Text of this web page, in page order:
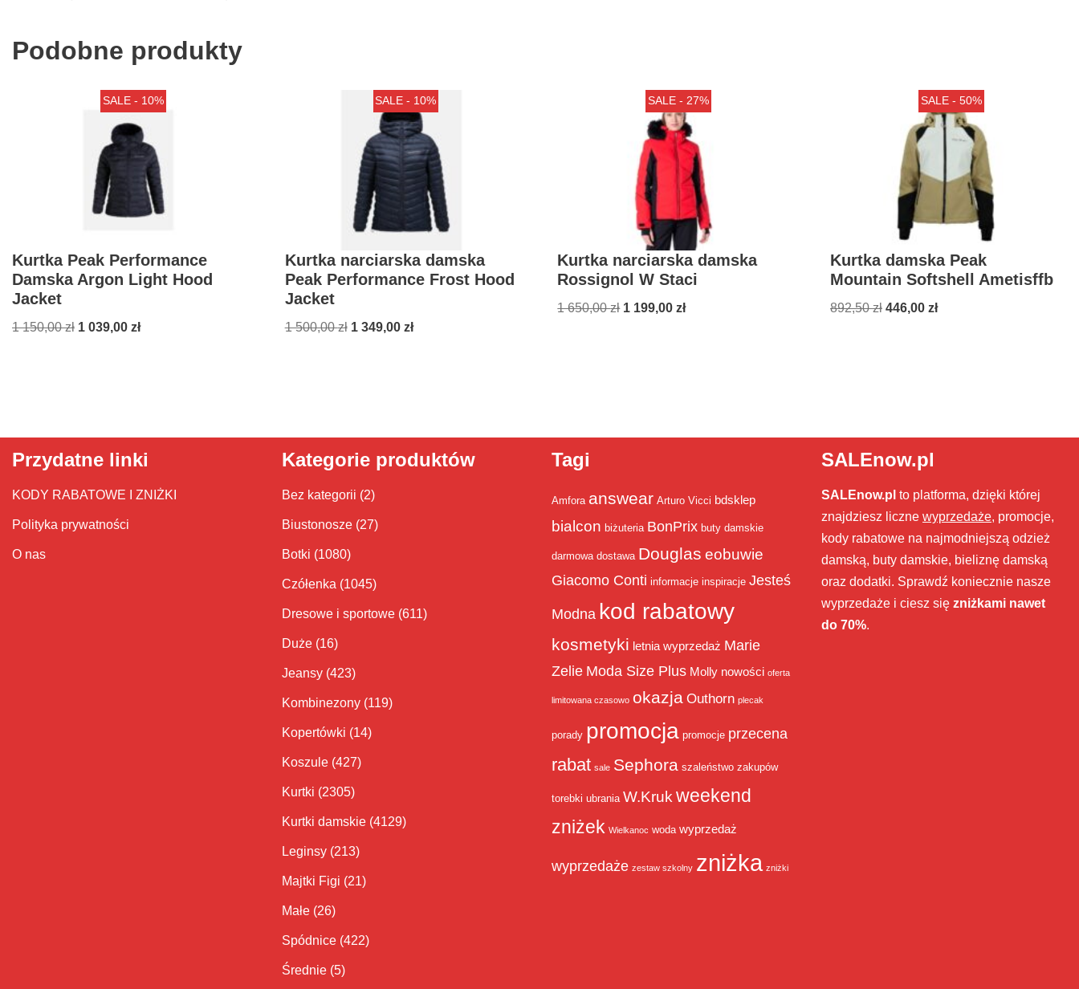
Podobne produkty
SALE - 10%
Kurtka Peak Performance
Damska Argon Light Hood
Jacket
1 150,00zł 1 039,00 zł
SALE - 10%
Kurtka narciarska damska
Peak Performance Frost Hood
Jacket
1 500,00zł 1 349,00 zł
SALE - 27%
Kurtka narciarska damska
Rossignol W Staci
1 650,00zł 1 199,00zł
SALE - 50%
Kurtka damska Peak
Mountain Softshell Ametisffb
892,50zł 446,00 zł
Przydatne linki
KODY RABATOWE I ZNIŻKI
Polityka prywatności
O nas
Kategorie produktów
Bez kategorii (2)
Biustonosze (27)
Botki (1080)
Czółenka (1045)
Dresowe i sportowe (611)
Duże (16)
Jeansy (423)
Kombinezony (119)
Kopertówki (14)
Koszule (427)
Kurtki (2305)
Kurtki damskie (4129)
Leginsy (213)
Majtki Figi (21)
Małe (26)
Spódnice (422)
Średnie (5)
Tagi
Amfora answear Arturo Vicci bdsklep
bialcon biżuteria BonPrix buty damskie
darmowa dostawa Douglas eobuwie
Giacomo Conti informacje inspiracje Jesteś
Modna kod rabatowy
kosmetyki letnia wyprzedaż Marie
Zelie Moda Size Plus Molly nowości oferta
limitowana czasowo okazja Outhorn plecak
porady promocja promocje przecena
rabat sale Sephora szaleństwo zakupów
torebki ubrania W.Kruk weekend
zniżek Wielkanoc woda wyprzedaż
wyprzedaże zestaw szkolny zniżka zniżki
SALEnow.pl
SALEnow.pl to platforma, dzięki której
znajdziesz liczne wyprzedaże, promocje,
kody rabatowe na najmodniejszą odzież
damską, buty damskie, bieliznę damską
oraz dodatki. Sprawdź koniecznie nasze
wyprzedaże i ciesz się zniżkami nawet
do 70%.